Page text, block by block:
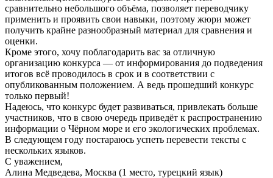
сравнительно небольшого объёма, позволяет переводчику
применить и проявить свои навыки, поэтому жюри может
получить крайне разнообразный материал для сравнения и
оценки.
Кроме этого, хочу поблагодарить вас за отличную
организацию конкурса — от информирования до подведения
итогов всё проводилось в срок и в соответствии с
опубликованным положением. А ведь прошедший конкурс
только первый!
Надеюсь, что конкурс будет развиваться, привлекать больше
участников, что в свою очередь приведёт к распространению
информации о Чёрном море и его экологических проблемах.
В следующем году постараюсь успеть перевести тексты с
нескольких языков.
С уважением,
Алина Медведева, Москва (1 место, турецкий язык)